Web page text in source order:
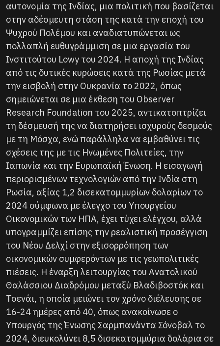
αυτονομία της Ινδίας, μια πολιτική που βασίζεται
στην αδέσμευτη στάση της κατά την εποχή του
Ψυχρού Πολέμου και αναδιατυπώνεται ως
πολλαπλή ευθυγράμμιση σε μια εργασία του
Ινστιτούτου Lowy του 2024. Η αποχή της Ινδίας
από τις δυτικές κυρώσεις κατά της Ρωσίας μετά
την εισβολή στην Ουκρανία το 2022, όπως
σημειώνεται σε μια έκθεση του Observer
Research Foundation του 2025, αντικατοπτρίζει
τη δέσμευσή της να διατηρήσει ισχυρούς δεσμούς
με τη Μόσχα, ενώ παράλληλα να εμβαθύνει τις
σχέσεις της με τις Ηνωμένες Πολιτείες, την
Ιαπωνία και την Ευρωπαϊκή Ένωση. Η εισαγωγή
περιορισμένων τεχνολογιών από την Ινδία στη
Ρωσία, αξίας 1,2 δισεκατομμυρίων δολαρίων το
2024 σύμφωνα με έλεγχο του Υπουργείου
Οικονομικών των ΗΠΑ, έχει τύχει ελέγχου, αλλά
υπογραμμίζει επίσης την ρεαλιστική προσέγγιση
του Νέου Δελχί στην εξισορρόπηση των
οικονομικών συμφερόντων με τις γεωπολιτικές
πιέσεις. Η έναρξη λειτουργίας του Ανατολικού
Θαλάσσιου Διαδρόμου μεταξύ Βλαδιβοστόκ και
Τσενάι, η οποία μειώνει τον χρόνο διέλευσης σε
16-24 ημέρες από 40, όπως ανακοίνωσε ο
Υπουργός της Ένωσης Σαρμπανάντα Σόνοβαλ το
2024, διευκολύνει 8,5 δισεκατομμύρια δολάρια σε